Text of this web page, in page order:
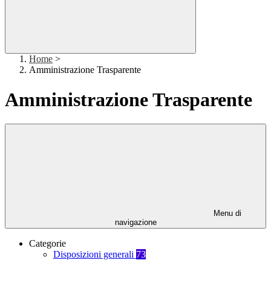
Home >
Amministrazione Trasparente
Amministrazione Trasparente
Menu di
navigazione
Categorie
Disposizioni generali 73